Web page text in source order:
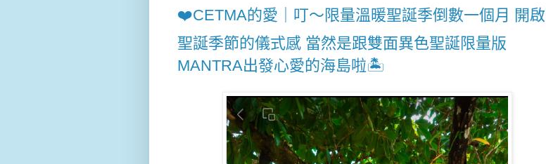
❤️CETMA的愛｜叮～限量溫暖聖誕季倒數一個月 開啟
聖誕季節的儀式感 當然是跟雙面異色聖誕限量版
MANTRA出發心愛的海島啦🏝️